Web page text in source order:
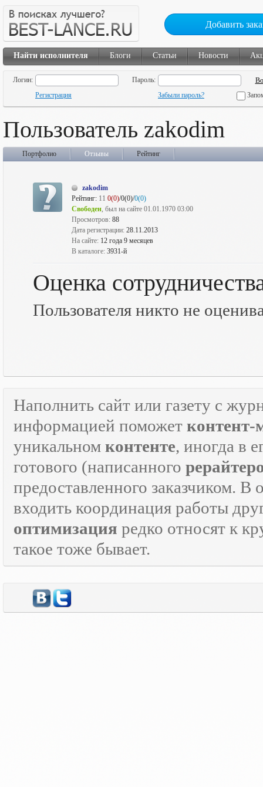
Добавить
Найти исполнителя Блоги Статьи Новости
Логин:
Пароль:
Регистрация
Забыли пароль?
Пользователь zakodim
Портфолио Отзывы Рейтинг
zakodim
Рейтинг: 11 0(0)/0(0)/0(0)
Свободен, был на сайте 01.01.1970 03:00
Просмотров: 88
Дата регистрации: 28.11.2013
На сайте: 12 года 9 месяцев
В каталоге: 3931-й
Оценка
Пользователя никто не
Наполнить сайт или газету с
информацией поможет контент-
уникальном контенте, иногда в
готового (написанного
предоставленного заказчиком. В
входить координация работы
оптимизация редко относят к
такое тоже бывает.